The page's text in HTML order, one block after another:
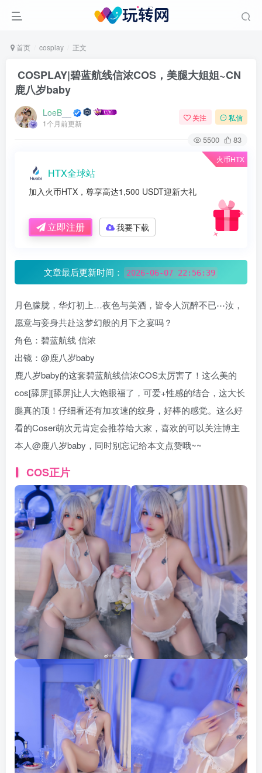
首页 cosplay 正文
COSPLAY|碧蓝航线信浓COS，美腿大姐姐~CN
鹿八岁baby
LoeB__
1个月前更新
关注 私信
5500 83
火币HTX
HTX全球站
加入火币HTX，尊享高达1,500 USDT迎新大礼
立即注册 我要下载
文章最后更新时间： 2026-06-07 22:56:39
月色朦胧，华灯初上…夜色与美酒，皆令人沉醉不已⋯汝，
愿意与妾身共赴这梦幻般的月下之宴吗？
角色：碧蓝航线 信浓
出镜：@鹿八岁baby
鹿八岁baby的这套碧蓝航线信浓COS太厉害了！这么美的
cos[舔屏][舔屏]让人大饱眼福了，可爱+性感的结合，这大长
腿真的顶！仔细看还有加攻速的纹身，好棒的感觉。这么好
看的Coser萌次元肯定会推荐给大家，喜欢的可以关注博主
本人@鹿八岁baby，同时别忘记给本文点赞哦~~
COS正片